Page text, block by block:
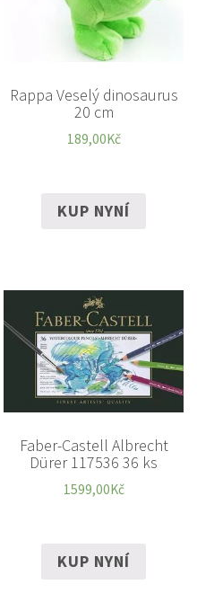
Rappa Veselý dinosaurus
20 cm
189,00Kč
KUP NYNÍ
Faber-Castell Albrecht
Dürer 117536 36 ks
1599,00Kč
KUP NYNÍ